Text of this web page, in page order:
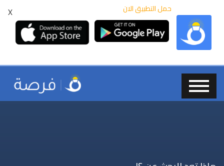
X حمل التطبيق الان